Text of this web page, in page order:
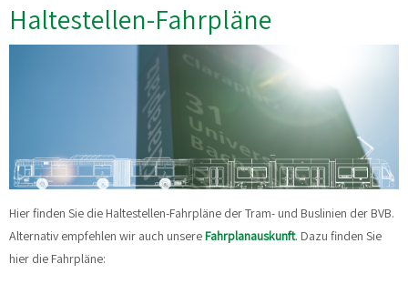
Haltestellen-Fahrpläne
Hier finden Sie die Haltestellen-Fahrpläne der Tram- und Buslinien der BVB.
Alternativ empfehlen wir auch unsereFahrplanauskunft. Dazu finden Sie
hier die Fahrpläne: